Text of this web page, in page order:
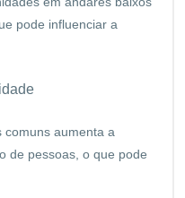
pode influenciar a
comuns aumenta a
de pessoas, o que pode